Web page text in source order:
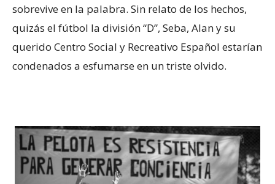
sobrevive en la palabra. Sin relato de los hechos,
quizás el fútbol la división “D”, Seba, Alan y su
querido Centro Social y Recreativo Español estarían
condenados a esfumarse en un triste olvido.